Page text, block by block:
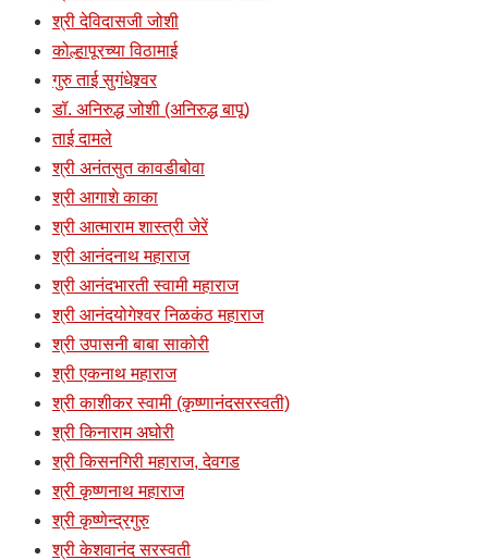
श्री देविदासजी जोशी
कोल्हापूरच्या विठामाई
गुरु ताई सुगंधेश्र्वर
डॉ. अनिरुद्ध जोशी (अनिरुद्ध बापू)
ताई दामले
श्री अनंतसुत कावडीबोवा
श्री आगाशे काका
श्री आत्माराम शास्त्री जेरें
श्री आनंदनाथ महाराज
श्री आनंदभारती स्वामी महाराज
श्री आनंदयोगेश्वर निळकंठ महाराज
श्री उपासनी बाबा साकोरी
श्री एकनाथ महाराज
श्री काशीकर स्वामी (कृष्णानंदसरस्वती)
श्री किनाराम अघोरी
श्री किसनगिरी महाराज, देवगड
श्री कृष्णनाथ महाराज
श्री कृष्णेन्द्रगुरु
श्री केशवानंद सरस्वती